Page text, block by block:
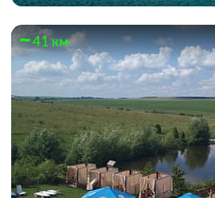
41 км